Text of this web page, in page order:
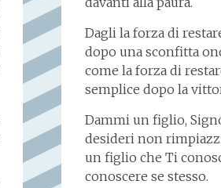
Dagli la forza di
dopo una sconfitta
come la forza di
semplice dopo la
Dammi un figlio,
desideri non
un figlio che Ti
conoscere se stesso.